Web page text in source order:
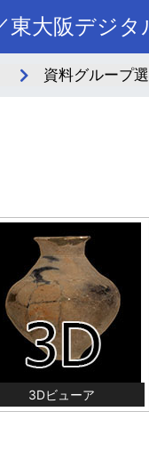
東大阪デジタ
資料グループ
3Dビューア